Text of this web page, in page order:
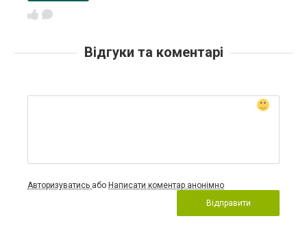
Відгуки та коментарі
Авторизуватись або Написати коментар анонімно
Відправити